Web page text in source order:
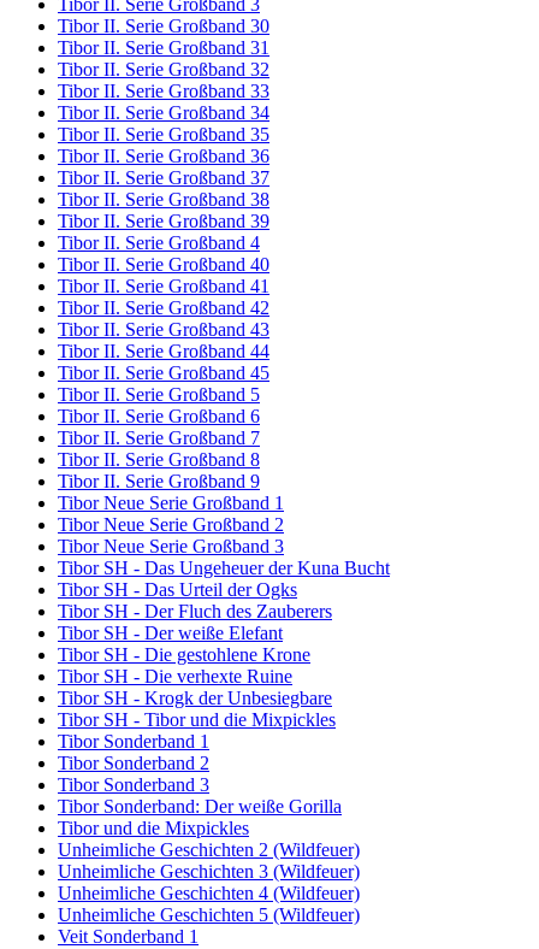
Tibor II. Serie Großband 3
Tibor II. Serie Großband 30
Tibor II. Serie Großband 31
Tibor II. Serie Großband 32
Tibor II. Serie Großband 33
Tibor II. Serie Großband 34
Tibor II. Serie Großband 35
Tibor II. Serie Großband 36
Tibor II. Serie Großband 37
Tibor II. Serie Großband 38
Tibor II. Serie Großband 39
Tibor II. Serie Großband 4
Tibor II. Serie Großband 40
Tibor II. Serie Großband 41
Tibor II. Serie Großband 42
Tibor II. Serie Großband 43
Tibor II. Serie Großband 44
Tibor II. Serie Großband 45
Tibor II. Serie Großband 5
Tibor II. Serie Großband 6
Tibor II. Serie Großband 7
Tibor II. Serie Großband 8
Tibor II. Serie Großband 9
Tibor Neue Serie Großband 1
Tibor Neue Serie Großband 2
Tibor Neue Serie Großband 3
Tibor SH - Das Ungeheuer der Kuna Bucht
Tibor SH - Das Urteil der Ogks
Tibor SH - Der Fluch des Zauberers
Tibor SH - Der weiße Elefant
Tibor SH - Die gestohlene Krone
Tibor SH - Die verhexte Ruine
Tibor SH - Krogk der Unbesiegbare
Tibor SH - Tibor und die Mixpickles
Tibor Sonderband 1
Tibor Sonderband 2
Tibor Sonderband 3
Tibor Sonderband: Der weiße Gorilla
Tibor und die Mixpickles
Unheimliche Geschichten 2 (Wildfeuer)
Unheimliche Geschichten 3 (Wildfeuer)
Unheimliche Geschichten 4 (Wildfeuer)
Unheimliche Geschichten 5 (Wildfeuer)
Veit Sonderband 1